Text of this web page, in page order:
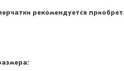
рекомендуется